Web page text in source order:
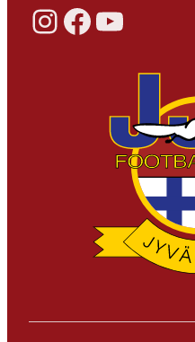
Instagram Facebook YouTube